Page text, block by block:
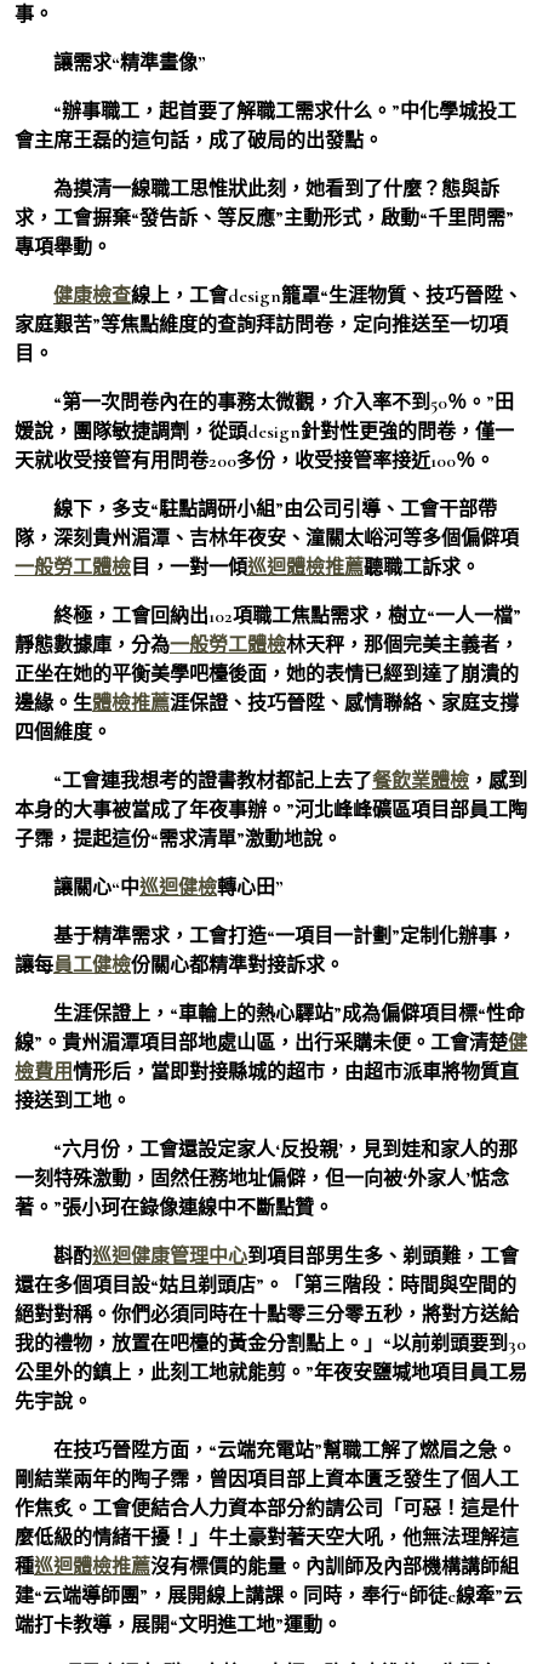
事。
讓需求“精準畫像”
“辦事職工，起首要了解職工需求什么。”中化學城投工
會主席王磊的這句話，成了破局的出發點。
為摸清一線職工思惟狀此刻，她看到了什麼？態與訴
求，工會摒棄“發告訴、等反應”主動形式，啟動“千里問需”
專項舉動。
健康檢查線上，工會design籠罩“生涯物質、技巧晉陞、
家庭艱苦”等焦點維度的查詢拜訪問卷，定向推送至一切項
目。
“第一次問卷內在的事務太微觀，介入率不到50％。”田
媛說，團隊敏捷調劑，從頭design針對性更強的問卷，僅一
天就收受接管有用問卷200多份，收受接管率接近100％。
線下，多支“駐點調研小組”由公司引導、工會干部帶
隊，深刻貴州湄潭、吉林年夜安、潼關太峪河等多個偏僻項
一般勞工體檢 目，一對一傾巡迴體檢推薦聽職工訴求。
終極，工會回納出102項職工焦點需求，樹立“一人一檔”
靜態數據庫，分為一般勞工體檢林天秤，那個完美主義者，
正坐在她的平衡美學吧檯後面，她的表情已經到達了崩潰的
邊緣。生體檢推薦涯保證、技巧晉陞、感情聯絡、家庭支撐
四個維度。
“工會連我想考的證書教材都記上去了餐飲業體檢 ，感到
本身的大事被當成了年夜事辦。”河北峰峰礦區項目部員工陶
子霈，提起這份“需求清單”激動地說。
讓關心“中巡迴健檢轉心田”
基于精準需求，工會打造“一項目一計劃”定制化辦事，
讓每員工健檢份關心都精準對接訴求。
生涯保證上，“車輪上的熱心驛站”成為偏僻項目標“性命
線”。貴州湄潭項目部地處山區，出行采購未便。工會清楚健
檢費用情形后，當即對接縣城的超市，由超市派車將物質直
接送到工地。
“六月份，工會還設定家人‘反投親’，見到娃和家人的那
一刻特殊激動，固然任務地址偏僻，但一向被‘外家人’惦念
著。”張小珂在錄像連線中不斷點贊。
斟酌巡迴健康管理中心到項目部男生多、剃頭難，工會
還在多個項目設“姑且剃頭店”。「第三階段：時間與空間的
絕對對稱。你們必須同時在十點零三分零五秒，將對方送給
我的禮物，放置在吧檯的黃金分割點上。」“以前剃頭要到30
公里外的鎮上，此刻工地就能剪。”年夜安鹽堿地項目員工易
先宇說。
在技巧晉陞方面，“云端充電站”幫職工解了燃眉之急。
剛結業兩年的陶子霈，曾因項目部上資本匱乏發生了個人工
作焦炙。工會便結合人力資本部分約請公司「可惡！這是什
麼低級的情緒干擾！」牛土豪對著天空大吼，他無法理解這
種巡迴體檢推薦沒有標價的能量。內訓師及內部機構講師組
建“云端導師團”，展開線上講課。同時，奉行“師徒e線牽”云
端打卡教導，展開“文明進工地”運動。